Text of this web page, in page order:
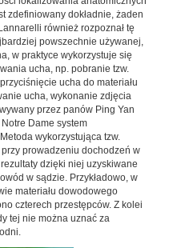
zdefiniowany dokładnie, żaden
również rozpoznał tę
powszechnie używanej,
w praktyce wykorzystuje się
ucha, np. pobranie tzw.
ucha do materiału
ucha, wykonanie zdjęcia
przez panów Ping Yan
Dame system
wykorzystująca tzw.
prowadzeniu dochodzeń w
dzięki niej uzyskiwane
w sądzie. Przykładowo, w
materiału dowodowego
czterech przestępców. Z kolei
tej nie można uznać za